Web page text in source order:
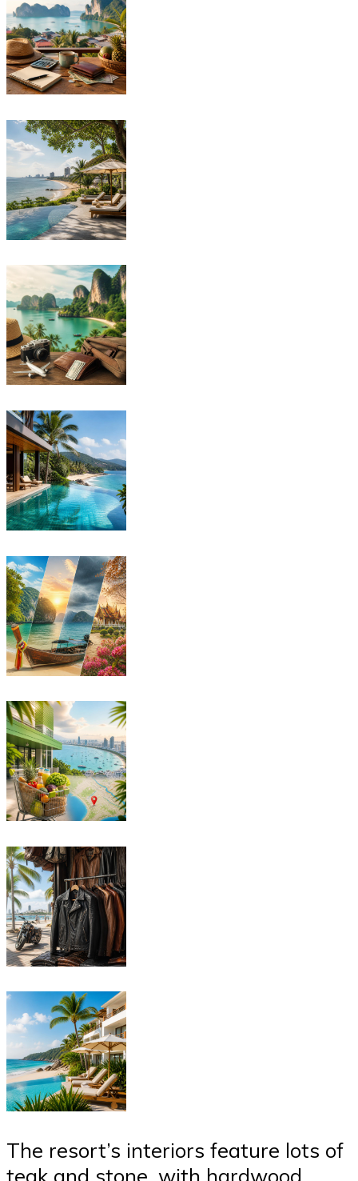
The resort’s interiors feature lots of
teak and stone, with hardwood